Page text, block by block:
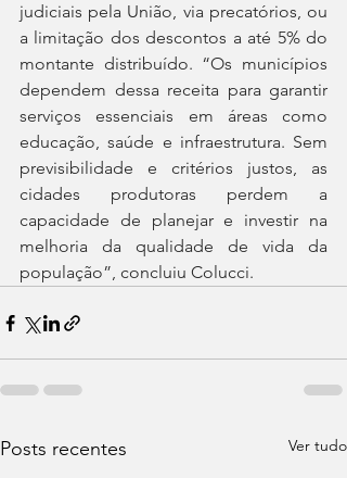
judiciais pela União, via precatórios, ou
a limitação dos descontos a até 5% do
montante distribuído. “Os municípios
dependem dessa receita para garantir
serviços essenciais em áreas como
educação, saúde e infraestrutura. Sem
previsibilidade e critérios justos, as
cidades produtoras perdem a
capacidade de planejar e investir na
melhoria da qualidade de vida da
população”, concluiu Colucci.
Posts recentes Ver tudo